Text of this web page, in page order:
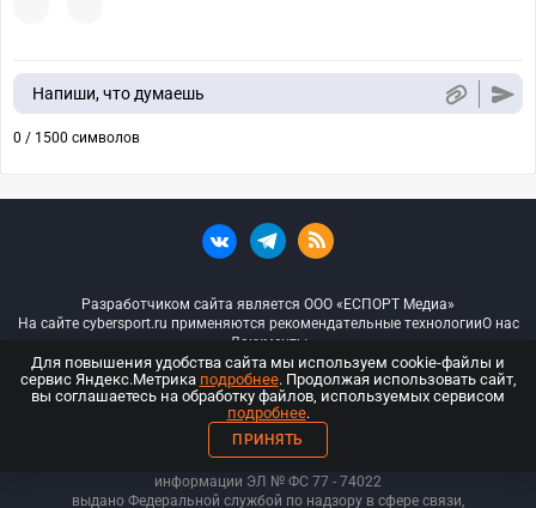
Напиши, что думаешь
0 / 1500 символов
Разработчиком сайта является ООО «ЕСПОРТ Медиа»
На сайте cybersport.ru применяются рекомендательные технологииО нас
Документы
© ООО «Киберспорт.ру» — Все права защищены
18+
ООО «Киберспорт.ру». Свидетельство о регистрации средств массовой
информации ЭЛ № ФС 77 - 74022
выдано Федеральной службой по надзору в сфере связи,
Для повышения удобства сайта мы используем cookie-файлы и
сервис Яндекс.Метрика подробнее. Продолжая использовать сайт,
вы соглашаетесь на обработку файлов, используемых сервисом
подробнее.
ПРИНЯТЬ